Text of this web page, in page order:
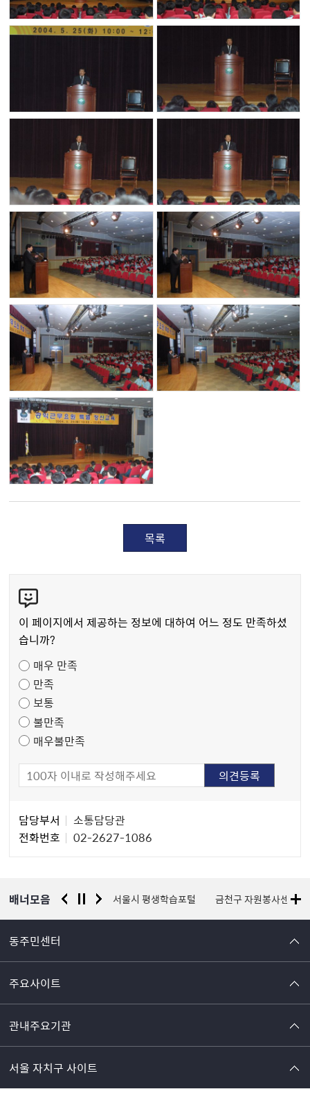
목록
텐
츠
만
도
조
사
이 페이지에서 제공하는 정보에 대하여 어느 정도 만족하셨
습니까?
매우 만족
만족
보통
불만족
매우불만족
자
담당부서
소통담당관
전화번호
02-2627-1086
배너모음
서울시 평생학습포털 금천구 자원봉사센터 국가안전시스템개편
동주민센터
주요사이트
관내주요기관
서울 자치구 사이트